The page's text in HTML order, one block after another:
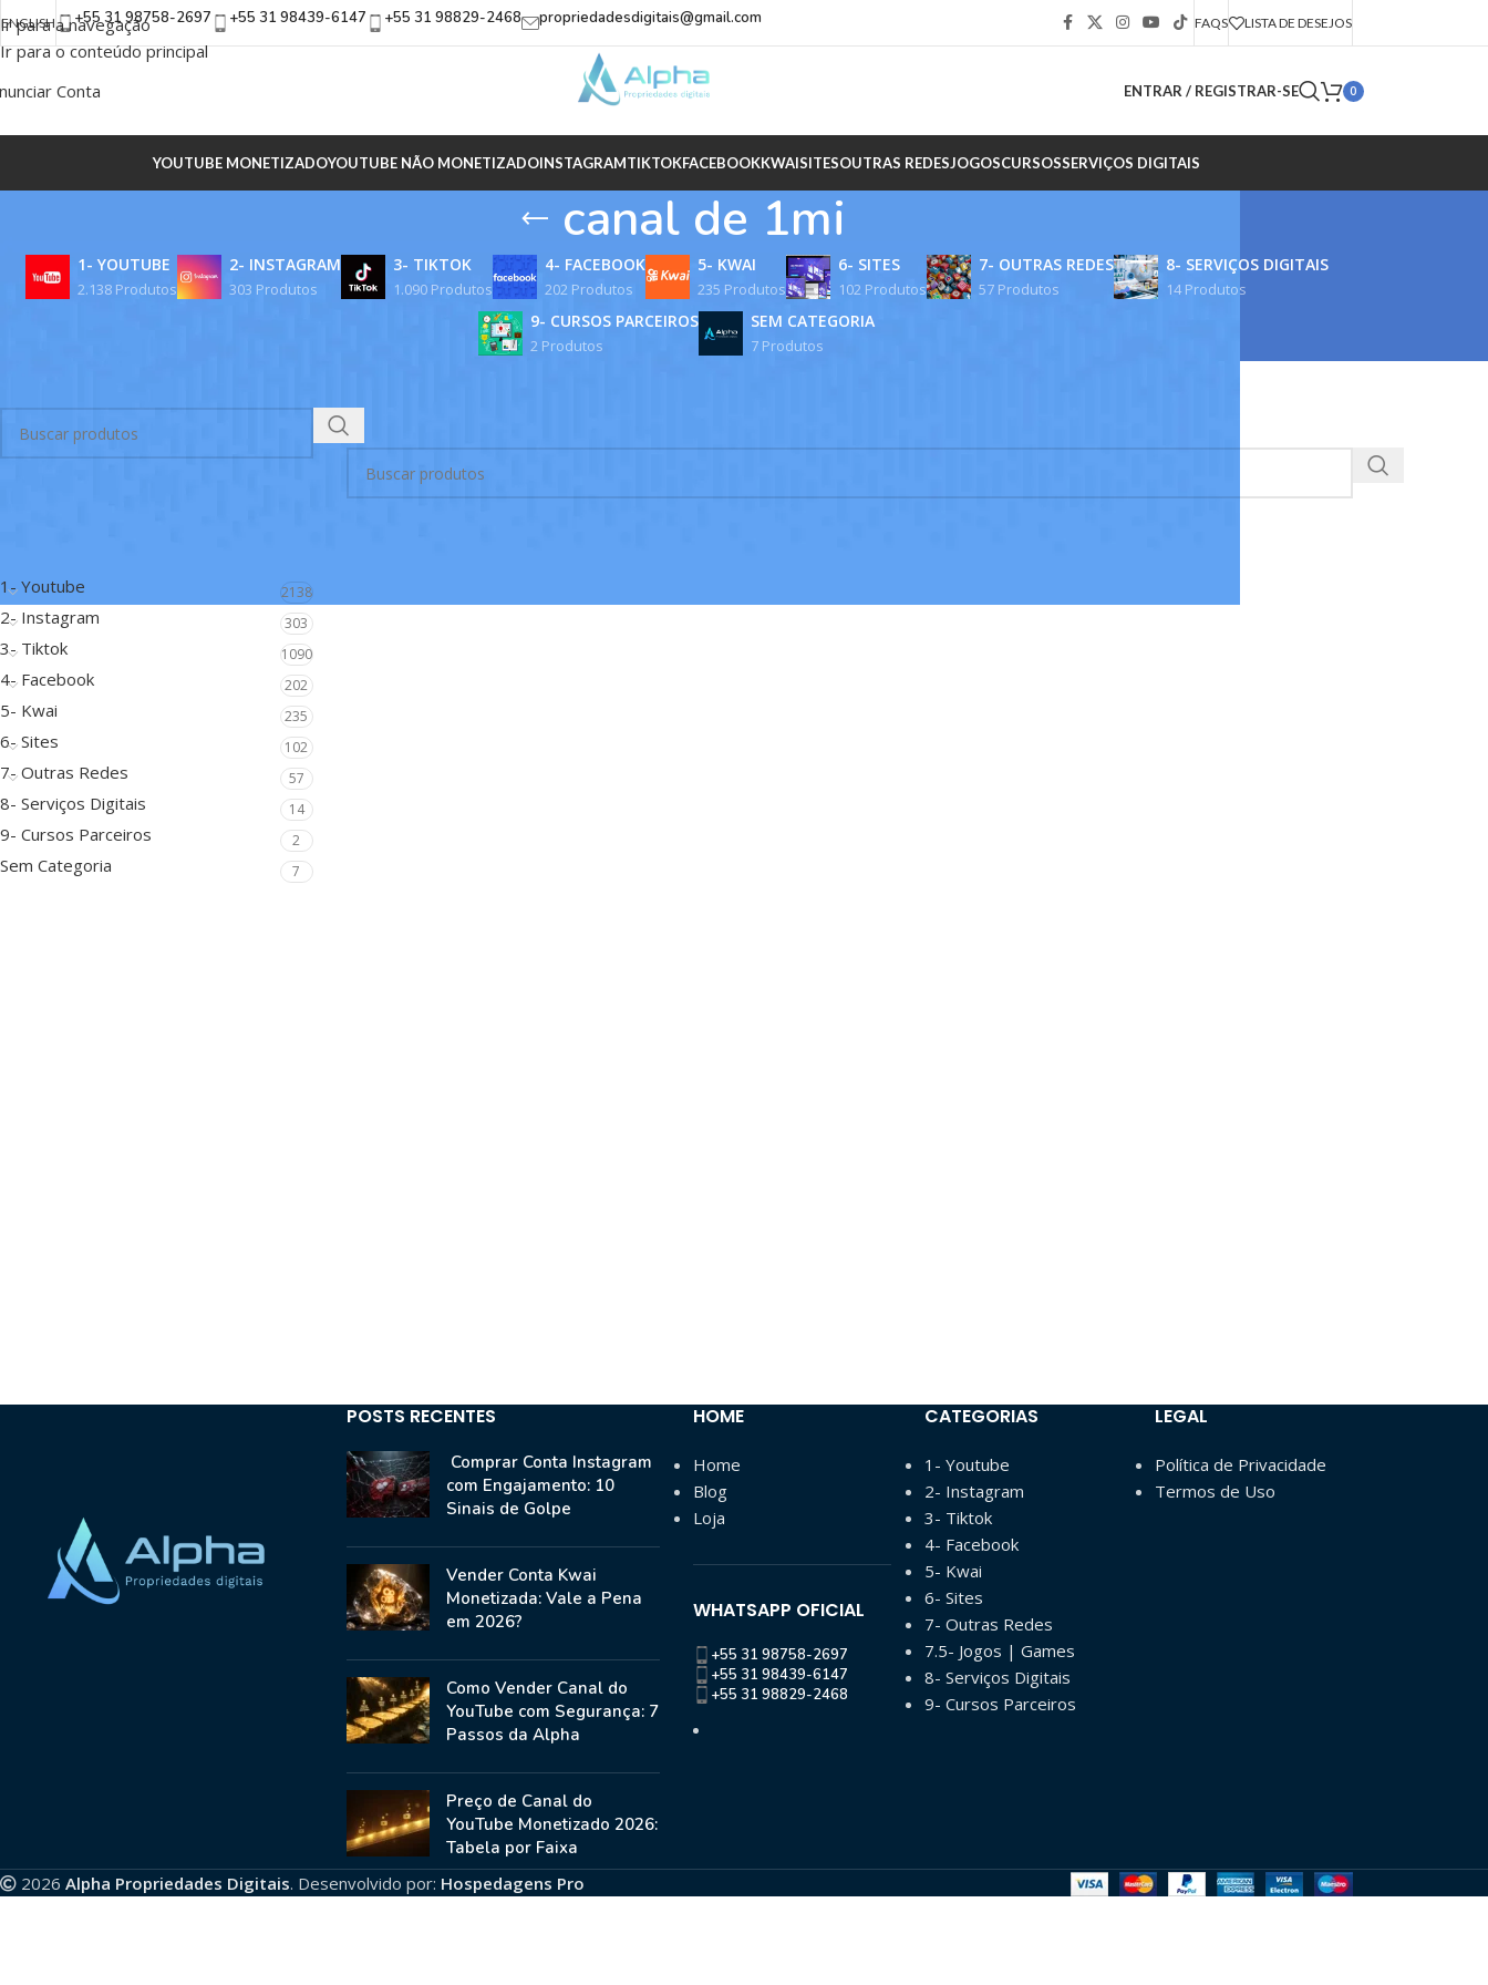
Ir para a navegação
Ir para o conteúdo principal
ENGLISH +55 31 98758-2697 +55 31 98439-6147 +55 31 98829-2468 propriedadesdigitais@gmail.com FAQS LISTA DE DESEJOS
Conta ENTRAR / REGISTRAR-SE 0
YOUTUBE MONETIZADOYOUTUBE NÃO MONETIZADOINSTAGRAMTIKTOKFACEBOOKKWAISITESOUTRAS REDESJOGOSCURSOSSERVIÇOS DIGITAIS
canal de 1mi
1- YOUTUBE
2.138 Produtos
2- INSTAGRAM
303 Produtos
3- TIKTOK
1.090 Produtos
4- FACEBOOK
202 Produtos
5- KWAI
235 Produtos
6- SITES
102 Produtos
7- OUTRAS REDES
57 Produtos
8- SERVIÇOS DIGITAIS
14 Produtos
9- CURSOS PARCEIROS
2 Produtos
SEM CATEGORIA
7 Produtos
1- Youtube 2138
2- Instagram 303
3- Tiktok 1090
4- Facebook 202
5- Kwai 235
6- Sites 102
7- Outras Redes 57
8- Serviços Digitais 14
9- Cursos Parceiros 2
Sem Categoria 7
Nenhum produto foi encontrado para a sua seleção.
POSTS RECENTES
Comprar Conta Instagram
com Engajamento: 10
Sinais de Golpe
Vender Conta Kwai
Monetizada: Vale a Pena
em 2026?
Como Vender Canal do
YouTube com Segurança: 7
Passos da Alpha
Preço de Canal do
YouTube Monetizado 2026:
Tabela por Faixa
HOME
Home
Blog
Loja
WHATSAPP OFICIAL
+55 31 98758-2697
+55 31 98439-6147
+55 31 98829-2468
CATEGORIAS
1- Youtube
2- Instagram
3- Tiktok
4- Facebook
5- Kwai
6- Sites
7- Outras Redes
7.5- Jogos | Games
8- Serviços Digitais
9- Cursos Parceiros
LEGAL
Política de Privacidade
Termos de Uso
2026 Alpha Propriedades Digitais. Desenvolvido por: Hospedagens Pro